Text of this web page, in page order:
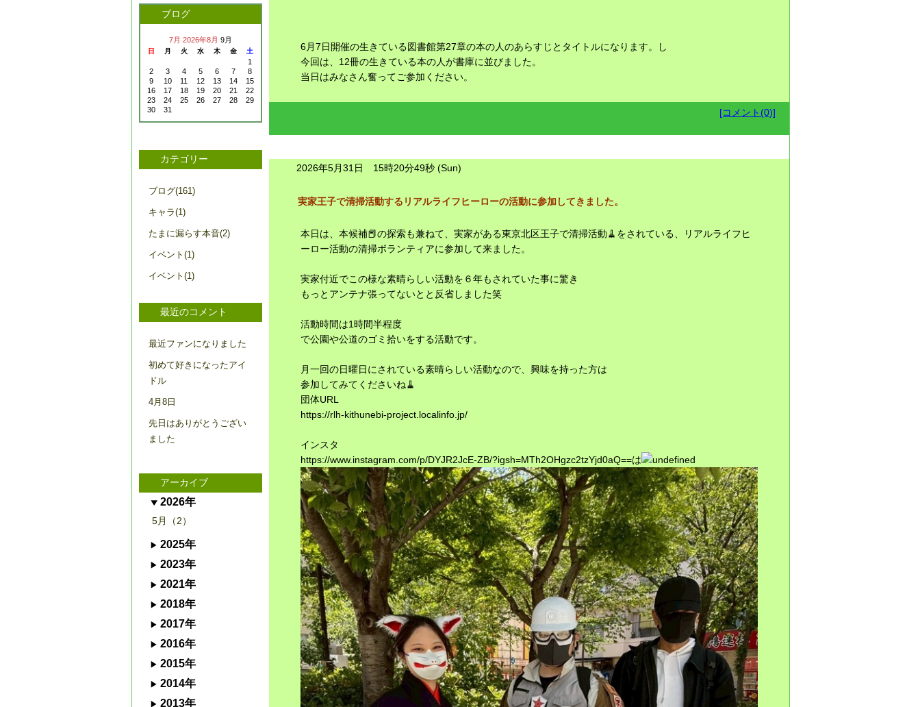
6月7日開催の生きている図書館第27章の本の人のあらすじとタイトルになります。し
今回は、12冊の生きている本の人が書庫に並びました。
当日はみなさん奮ってご参加ください。
[コメント(0)]
2026年5月31日 15時20分49秒 (Sun)
実家王子で清掃活動するリアルライフヒーローの活動に参加してきました。
本日は、本候補📕の探索も兼ねて、実家がある東京北区王子で清掃活動🧹をされている、リアルライフヒ
ーロー活動の清掃ボランティアに参加して来ました。
実家付近でこの様な素晴らしい活動を６年もされていた事に驚き
もっとアンテナ張ってないとと反省しました笑
活動時間は1時間半程度
で公園や公道のゴミ拾いをする活動です。
月一回の日曜日にされている素晴らしい活動なので、興味を持った方は
参加してみてくださいね🧹
団体URL
https://rlh-kithunebi-project.localinfo.jp/
インスタ
https://www.instagram.com/p/DYJR2JcE-ZB/?igsh=MTh2OHgzc2tzYjd0aQ==は
ブログ
7月 2026年8月 9月
日 月 火 水 木 金 土
1
2
3 4 5 6 7
8
9
10 11 12 13 14
15
16
17 18 19 20 21
22
23
24 25 26 27 28
29
30
31
カテゴリー
ブログ(161)
キャラ(1)
たまに漏らす本音(2)
イベント(1)
イベント(1)
最近のコメント
最近ファンになりました
初めて好きになったアイ
ドル
4月8日
先日はありがとうござい
ました
アーカイブ
2026年
5月（2）
2025年
2023年
2021年
2018年
2017年
2016年
2015年
2014年
2013年